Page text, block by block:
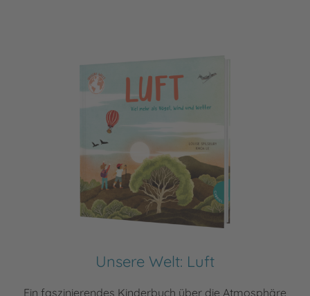
Unsere Welt: Luft
Ein faszinierendes Kinderbuch über die Atmosphäre